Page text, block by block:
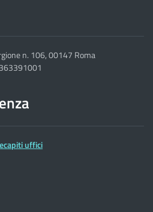
n. 106, 00147 Roma
uffici